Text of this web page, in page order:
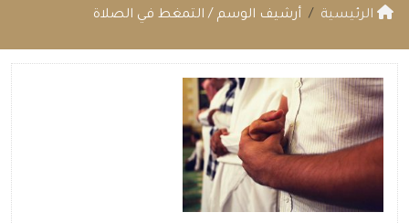
الرئيسية أرشيف الوسم / التمغط في الصلاة